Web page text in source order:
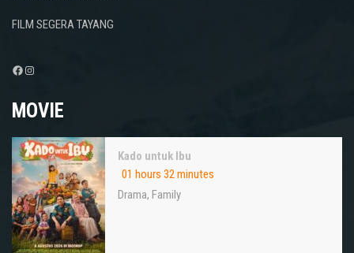
FILM SEGERA TAYANG
Facebook
Instagram
MOVIE
Kado untuk Ibu
01 hours 32 minutes
Drama, Family